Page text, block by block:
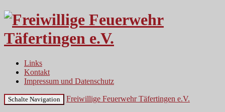
Links
Kontakt
Impressum und Datenschutz
Schalte Navigation Freiwillige Feuerwehr Täfertingen e.V.